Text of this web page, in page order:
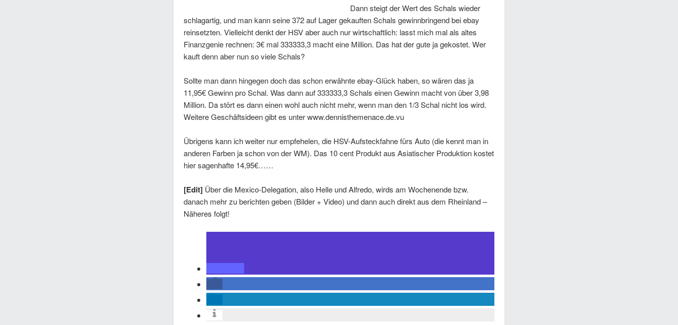
Dann steigt der Wert des Schals wieder
schlagartig, und man kann seine 372 auf Lager gekauften Schals gewinnbringend bei ebay
reinsetzten. Vielleicht denkt der HSV aber auch nur wirtschaftlich: lasst mich mal als altes
Finanzgenie rechnen: 3€ mal 333333,3 macht eine Million. Das hat der gute ja gekostet. Wer
kauft denn aber nun so viele Schals?
Sollte man dann hingegen doch das schon erwähnte ebay-Glück haben, so wären das ja
11,95€ Gewinn pro Schal. Was dann auf 333333,3 Schals einen Gewinn macht von über 3,98
Million. Da stört es dann einen wohl auch nicht mehr, wenn man den 1/3 Schal nicht los wird.
Weitere Geschäftsideen gibt es unter www.dennisthemenace.de.vu
Übrigens kann ich weiter nur empfehelen, die HSV-Aufsteckfahne fürs Auto (die kennt man in
anderen Farben ja schon von der WM). Das 10 cent Produkt aus Asiatischer Produktion kostet
hier sagenhafte 14,95€……
[Edit] Über die Mexico-Delegation, also Helle und Alfredo, wirds am Wochenende bzw.
danach mehr zu berichten geben (Bilder + Video) und dann auch direkt aus dem Rheinland –
Näheres folgt!